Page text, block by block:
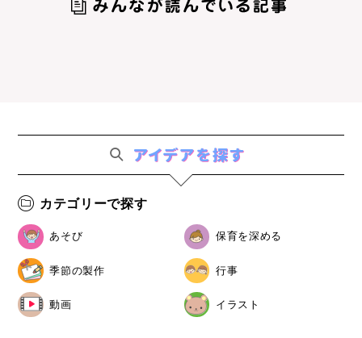
カテゴリーで探す
あそび 保育を深める
季節の製作 行事
動画 イラスト